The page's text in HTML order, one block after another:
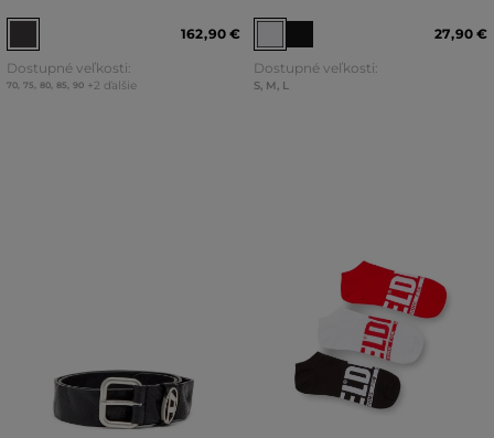
162,90 €
Dostupné veľkosti:
70, 75, 80, 85, 90 +2 ďalšie
27,90 €
Dostupné veľkosti:
S, M, L